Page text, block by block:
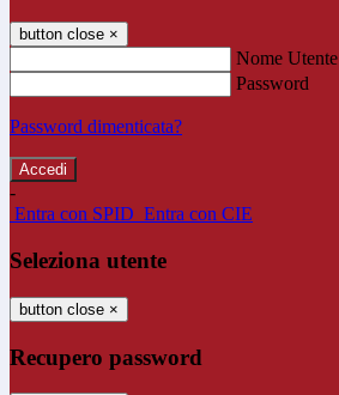
button close ×
Nome Utente
Password
Password dimenticata?
-
Entra con SPID Entra con CIE
Seleziona utente
button close ×
Recupero password